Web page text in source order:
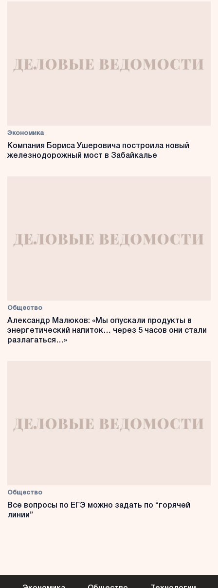
Экономика
Компания Бориса Ушеровича построила новый
железнодорожный мост в Забайкалье
Общество
Александр Малюков: «Мы опускали продукты в
энергетический напиток… через 5 часов они стали
разлагаться…»
Общество
Все вопросы по ЕГЭ можно задать по “горячей
линии”